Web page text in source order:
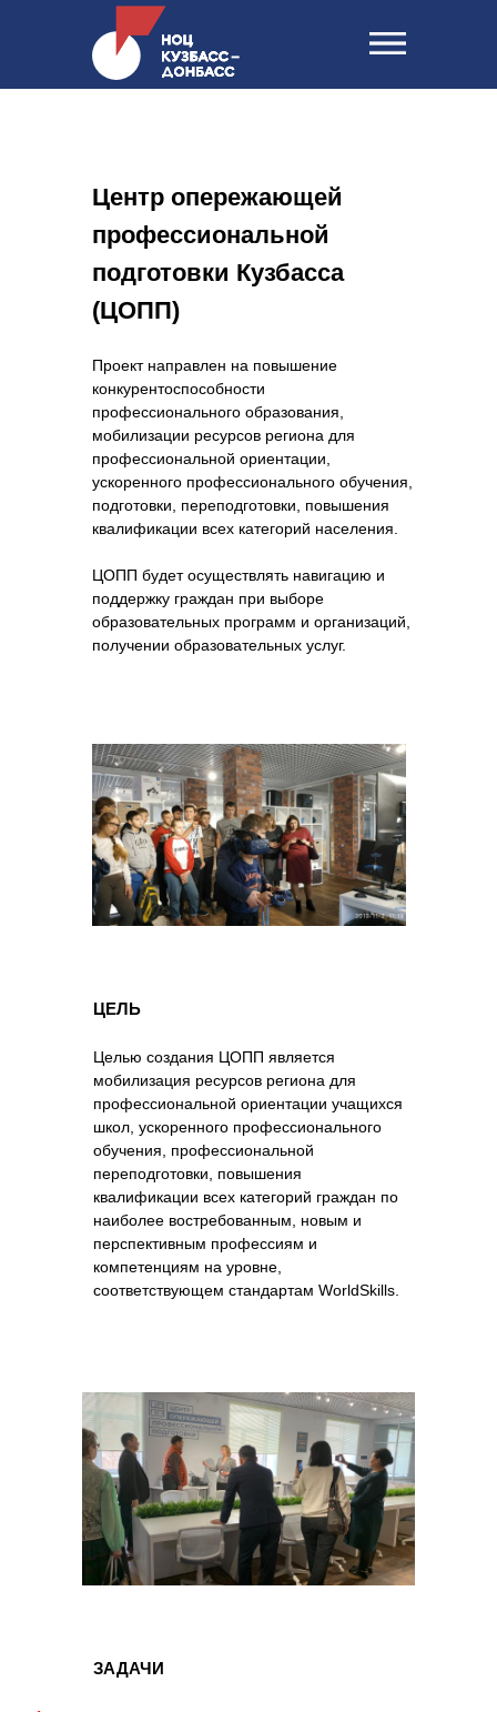
Проект направлен на повышение
конкурентоспособности
профессионального образования,
мобилизации ресурсов региона для
профессиональной ориентации,
ускоренного профессионального обучения,
подготовки, переподготовки, повышения
квалификации всех категорий населения.
ЦОПП будет осуществлять навигацию и
поддержку граждан при выборе
образовательных программ и организаций,
получении образовательных услуг.
Центр опережающей
профессиональной
подготовки Кузбасса
(ЦОПП)
Целью создания ЦОПП является
мобилизация ресурсов региона для
профессиональной ориентации учащихся
школ, ускоренного профессионального
обучения, профессиональной
переподготовки, повышения
квалификации всех категорий граждан по
наиболее востребованным, новым и
перспективным профессиям и
компетенциям на уровне,
соответствующем стандартам WorldSkills.
ЦЕЛЬ
ЗАДАЧИ